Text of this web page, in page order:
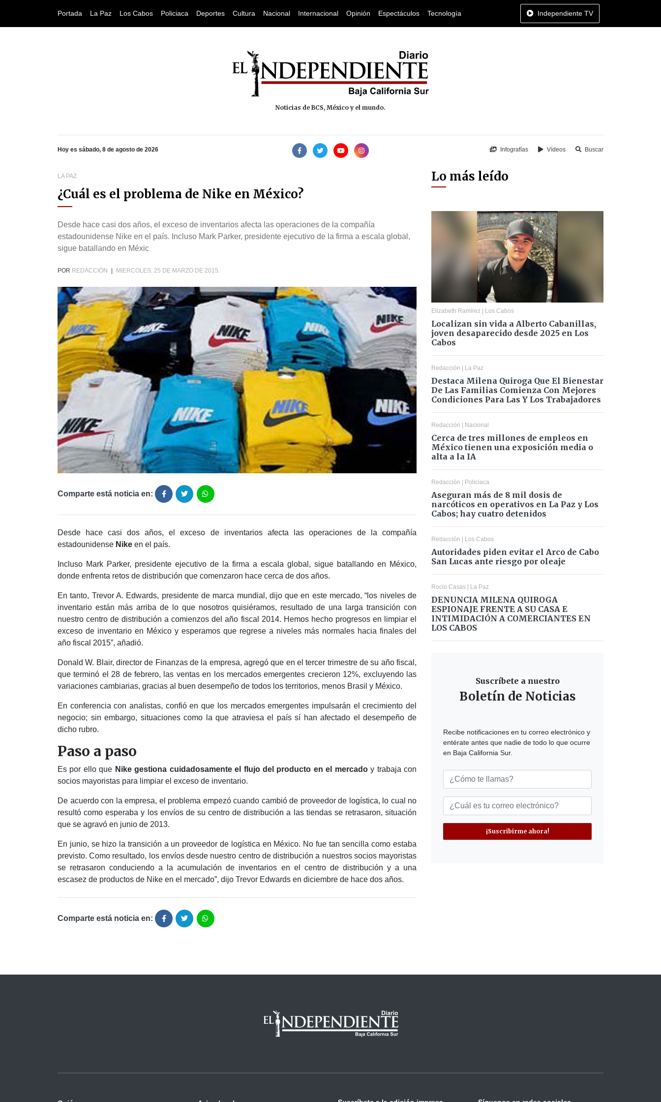
Portada La Paz Los Cabos Policiaca Deportes Cultura Nacional Internacional Opinión Espectáculos Tecnología Independiente TV
Noticias de BCS, México y el mundo.
Hoy es sábado, 8 de agosto de 2026 Infografías Vídeos Buscar
LA PAZ
¿Cuál es el problema de Nike en México?
Desde hace casi dos años, el exceso de inventarios afecta las operaciones de la compañía
estadounidense Nike en el país. Incluso Mark Parker, presidente ejecutivo de la firma a escala global,
sigue batallando en Méxic
POR REDACCIÓN MIERCOLES, 25 DE MARZO DE 2015.
Comparte está noticia en:
Desde hace casi dos años, el exceso de inventarios afecta las operaciones de la compañía
estadounidense Nike en el país.
Incluso Mark Parker, presidente ejecutivo de la firma a escala global, sigue batallando en México,
donde enfrenta retos de distribución que comenzaron hace cerca de dos años.
En tanto, Trevor A. Edwards, presidente de marca mundial, dijo que en este mercado, “los niveles de
inventario están más arriba de lo que nosotros quisiéramos, resultado de una larga transición con
nuestro centro de distribución a comienzos del año fiscal 2014. Hemos hecho progresos en limpiar el
exceso de inventario en México y esperamos que regrese a niveles más normales hacia finales del
año fiscal 2015”, añadió.
Donald W. Blair, director de Finanzas de la empresa, agregó que en el tercer trimestre de su año fiscal,
que terminó el 28 de febrero, las ventas en los mercados emergentes crecieron 12%, excluyendo las
variaciones cambiarias, gracias al buen desempeño de todos los territorios, menos Brasil y México.
En conferencia con analistas, confió en que los mercados emergentes impulsarán el crecimiento del
negocio; sin embargo, situaciones como la que atraviesa el país sí han afectado el desempeño de
dicho rubro.
Paso a paso
Es por ello que Nike gestiona cuidadosamente el flujo del producto en el mercadoy trabaja con
socios mayoristas para limpiar el exceso de inventario.
De acuerdo con la empresa, el problema empezó cuando cambió de proveedor de logística, lo cual no
resultó como esperaba y los envíos de su centro de distribución a las tiendas se retrasaron, situación
que se agravó en junio de 2013.
En junio, se hizo la transición a un proveedor de logística en México. No fue tan sencilla como estaba
previsto. Como resultado, los envíos desde nuestro centro de distribución a nuestros socios mayoristas
se retrasaron conduciendo a la acumulación de inventarios en el centro de distribución y a una
escasez de productos de Nike en el mercado”, dijo Trevor Edwards en diciembre de hace dos años.
Comparte está noticia en:
Lo más leído
Elizabeth Ramírez | Los Cabos
Localizan sin vida a Alberto Cabanillas,
joven desaparecido desde 2025 en Los
Cabos
Redacción | La Paz
Destaca Milena Quiroga Que El Bienestar
De Las Familias Comienza Con Mejores
Condiciones Para Las Y Los Trabajadores
Redacción | Nacional
Cerca de tres millones de empleos en
México tienen una exposición media o
alta a la IA
Redacción | Policiaca
Aseguran más de 8 mil dosis de
narcóticos en operativos en La Paz y Los
Cabos; hay cuatro detenidos
Redacción | Los Cabos
Autoridades piden evitar el Arco de Cabo
San Lucas ante riesgo por oleaje
Rocio Casas | La Paz
DENUNCIA MILENA QUIROGA
ESPIONAJE FRENTE A SU CASA E
INTIMIDACIÓN A COMERCIANTES EN
LOS CABOS
Suscríbete a nuestro
Boletín de Noticias
Recibe notificaciones en tu correo electrónico y
entérate antes que nadie de todo lo que ocurre
en Baja California Sur.
¡Suscribirme ahora!